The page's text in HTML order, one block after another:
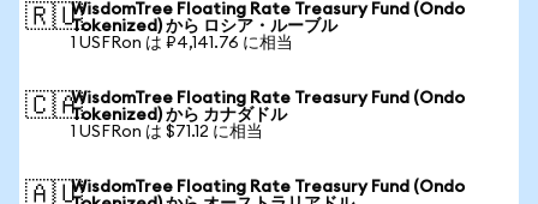
🇷🇺WisdomTree Floating Rate Treasury Fund (Ondo
Tokenized) から ロシア・ルーブル
1 USFRon は ₽4,141.76 に相当
🇨🇦WisdomTree Floating Rate Treasury Fund (Ondo
Tokenized) から カナダドル
1 USFRon は $71.12 に相当
🇦🇺WisdomTree Floating Rate Treasury Fund (Ondo